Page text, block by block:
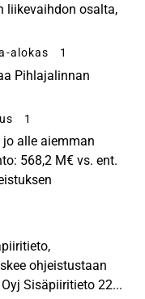
liikevaihdon osalta,
alokas 1
Pihlajalinnan
1
jo alle aiemman
568,2 M€ vs. ent.
ohjeistustaan
Sisäpiiritieto 22...